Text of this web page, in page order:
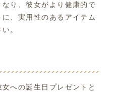
なり、彼女がより健康的で
、実用性のあるアイテム
。
への誕生日プレゼントと